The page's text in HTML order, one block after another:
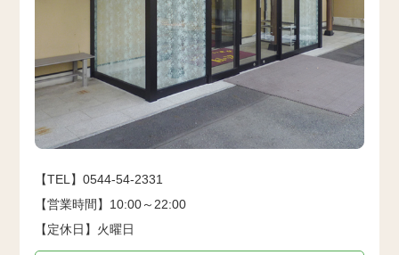
【TEL】0544-54-2331
【営業時間】10:00～22:00
【定休日】火曜日